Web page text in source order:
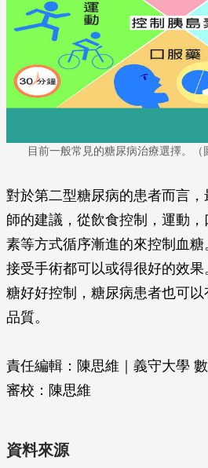
目前一般常見的糖尿病治療選擇。（
對於第二型糖尿病的患者而言
師的建議，從飲食控制，運動
素等方式循序漸進的來控制血
接受手術都可以或得很好的效
糖好好控制，糖尿病患者也可
品質。
責任編輯：陳思維｜義守大學
審校：陳思維
資料來源